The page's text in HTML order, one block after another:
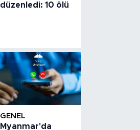
düzenledi: 10 ölü
GENEL
Myanmar'da